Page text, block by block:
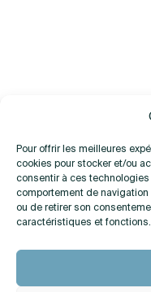
Pour offrir les meilleures
cookies pour stocker et/ou
consentir à ces
comportement de
ou de retirer son
caractéristiques et fonctions.